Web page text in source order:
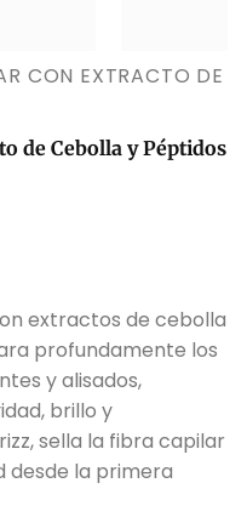
CON EXTRACTO DE
de Cebolla y Péptidos
extractos de cebolla
profundamente los
y alisados,
brillo y
sella la fibra capilar
desde la primera